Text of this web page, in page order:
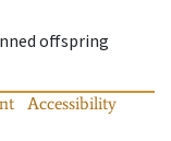
offspring
Accessibility